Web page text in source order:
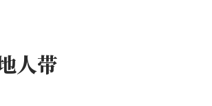
人带